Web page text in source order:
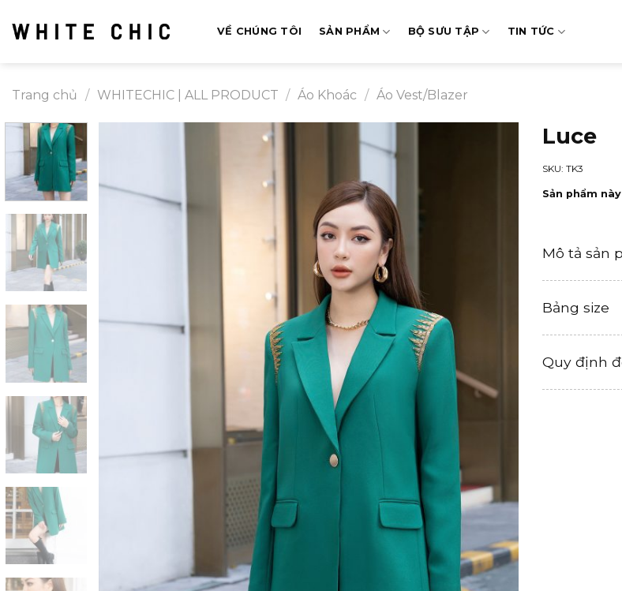
qua
VỀ CHÚNG TÔI SẢN PHẨM BỘ SƯU TẬP TIN TỨC
Trang chủ / WHITECHIC | ALL PRODUCT / Áo Khoác / Áo Vest/Blazer
Luce
SKU: TK3
Sản phẩm
Mô tả sản
Bảng size
Quy định